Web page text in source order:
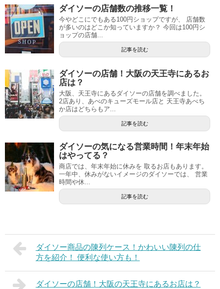
ダイソーの店舗数の推移一覧！
今やどこにでもある100円ショップですが、 店舗数
が多いのはどこか知っていますか？ 今回は100円シ
ョップの店舗...
記事を読む
ダイソーの店舗！大阪の天王寺にあるお
店は？
大阪、天王寺にあるダイソーの店舗を調べました。
2店あり、あべのキューズモール店と 天王寺あべち
か店はどちらもア...
記事を読む
ダイソーの気になる営業時間！年末年始
はやってる？
商店では、年末年始に休みを 取るお店もあります。
一年中、休みがないイメージのダイソーでは、 営業
時間や休...
記事を読む
ダイソー商品の陳列ケース！かわいい陳列の仕
方を紹介！ 便利な使い方も！
ダイソーの店舗！大阪の天王寺にあるお店は？